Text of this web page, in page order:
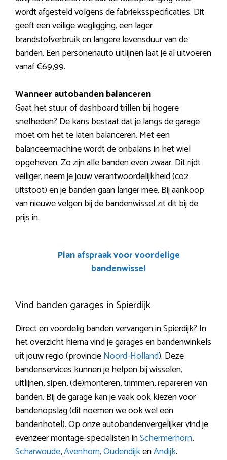
wordt afgesteld volgens de fabrieksspecificaties. Dit
geeft een veilige wegligging, een lager
brandstofverbruik en langere levensduur van de
banden. Een personenauto uitlijnen laat je al uitvoeren
vanaf €69,99.
Wanneer autobanden balanceren
Gaat het stuur of dashboard trillen bij hogere
snelheden? De kans bestaat dat je langs de garage
moet om het te laten balanceren. Met een
balanceermachine wordt de onbalans in het wiel
opgeheven. Zo zijn alle banden even zwaar. Dit rijdt
veiliger, neem je jouw verantwoordelijkheid (co2
uitstoot) en je banden gaan langer mee. Bij aankoop
van nieuwe velgen bij de bandenwissel zit dit bij de
prijs in.
Plan afspraak voor voordelige
bandenwissel
Vind banden garages in Spierdijk
Direct en voordelig banden vervangen in Spierdijk? In
het overzicht hierna vind je garages en bandenwinkels
uit jouw regio (provincieNoord-Holland). Deze
bandenservices kunnen je helpen bij wisselen,
uitlijnen, sipen, (de)monteren, trimmen, repareren van
banden. Bij de garage kan je vaak ook kiezen voor
bandenopslag (dit noemen we ook wel een
bandenhotel). Op onze autobandenvergelijker vind je
evenzeer montage-specialisten inSchermerhorn,
Scharwoude,Avenhorn,OudendijkenAndijk.